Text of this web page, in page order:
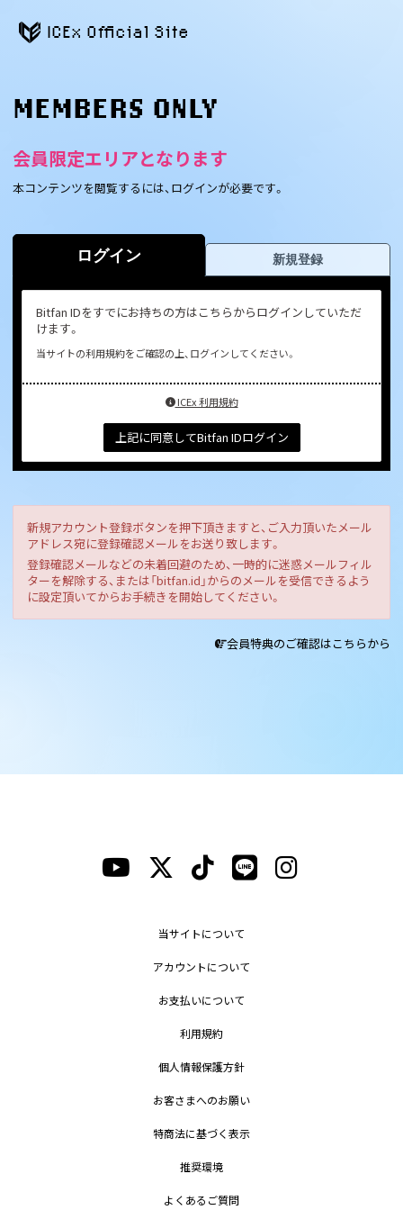
ICEx Official Site
MEMBERS ONLY
会員限定エリアとなります
本コンテンツを閲覧するには、ログインが必要です。
ログイン 新規登録
Bitfan IDをすでにお持ちの方はこちらからログインしていただ
けます。
当サイトの利用規約をご確認の上、ログインしてください。
ICEx 利用規約
上記に同意してBitfan IDログイン
新規アカウント登録ボタンを押下頂きますと、ご入力頂いたメール
アドレス宛に登録確認メールをお送り致します。
登録確認メールなどの未着回避のため、一時的に迷惑メールフィル
ターを解除する、または「bitfan.id」からのメールを受信できるよう
に設定頂いてからお手続きを開始してください。
会員特典のご確認はこちらから
当サイトについて
アカウントについて
お支払いについて
利用規約
個人情報保護方針
お客さまへのお願い
特商法に基づく表示
推奨環境
よくあるご質問